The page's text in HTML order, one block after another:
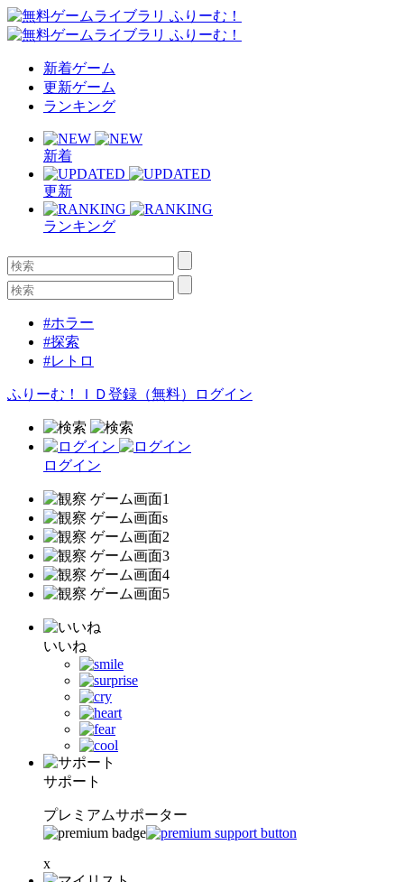
新着ゲーム
更新ゲーム
ランキング
新着
更新
ランキング
#ホラー
#探索
#レトロ
ふりーむ！ＩＤ登録（無料） ログイン
ログイン
いいね
サポート
プレミアムサポーター
x